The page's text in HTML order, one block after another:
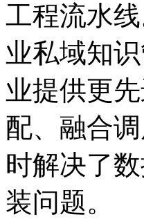
工程流水线
业私域知识
业提供更先
配、融合
时解决了
装问题。